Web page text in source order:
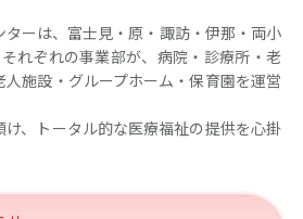
ーは、 富士見・原・諏訪・伊那・両小
それぞれの事業部が、病院・診療所・老
人施設・グループホーム・保育園を運営
、
トータル的な医療福祉の提供を心掛